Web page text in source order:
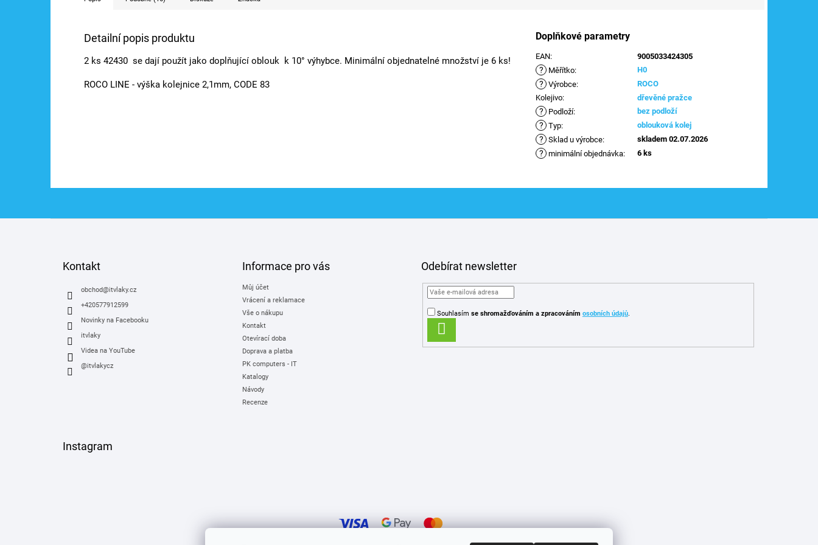
Detailní popis produktu
2 ks 42430 se dají použít jako doplňující oblouk k 10° výhybce. Minimální objednatelné množství je 6 ks!
ROCO LINE - výška kolejnice 2,1mm, CODE 83
Doplňkové parametry
EAN: 9005033424305
? Měřítko: H0
? Výrobce:
ROCO
Kolejivo: dřevěné pražce
? Podloží: bez podloží
? Typ: oblouková kolej
? Sklad u výrobce: skladem 02.07.2026
? minimální objednávka: 6 ks
Kontakt
obchod@itvlaky.cz
+420577912599
Novinky na Facebooku
itvlaky
Videa na YouTube
@itvlakycz
Informace pro vás
Můj účet
Vrácení a reklamace
Vše o nákupu
Kontakt
Otevírací doba
Doprava a platba
PK computers - IT
Katalogy
Návody
Recenze
Odebírat newsletter
Souhlasím se shromažďováním a zpracováním osobních údajů.
SE
Instagram